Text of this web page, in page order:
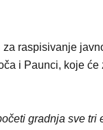
raspisivanje
i Paunci, koje
gradnja sve